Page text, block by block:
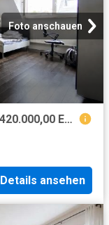
Foto anschauen
Wohnung zum Kaufen in Mannheim 420.000,00 EUR 89 m²
Details ansehen